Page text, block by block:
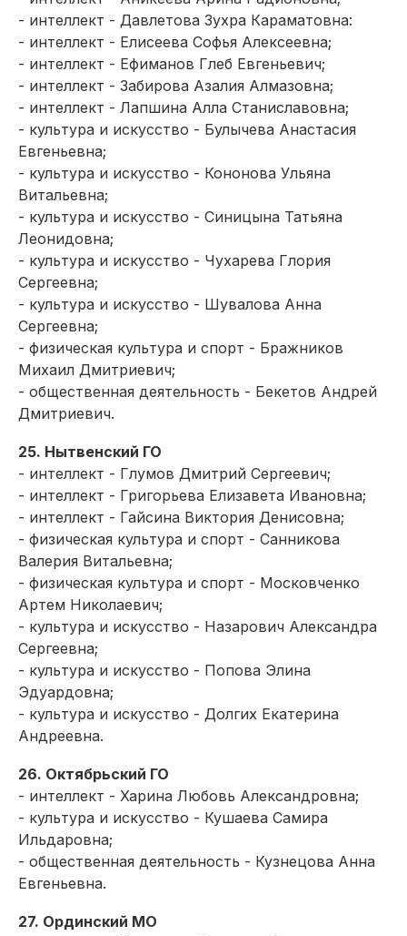
- интеллект - Давлетова Зухра Караматовна:
- интеллект - Елисеева Софья Алексеевна;
- интеллект - Ефиманов Глеб Евгеньевич;
- интеллект - Забирова Азалия Алмазовна;
- интеллект - Лапшина Алла Станиславовна;
- культура и искусство - Булычева Анастасия
Евгеньевна;
- культура и искусство - Кононова Ульяна
Витальевна;
- культура и искусство - Синицына Татьяна
Леонидовна;
- культура и искусство - Чухарева Глория
Сергеевна;
- культура и искусство - Шувалова Анна
Сергеевна;
- физическая культура и спорт - Бражников
Михаил Дмитриевич;
- общественная деятельность - Бекетов Андрей
Дмитриевич.
25. Нытвенский ГО
- интеллект - Глумов Дмитрий Сергеевич;
- интеллект - Григорьева Елизавета Ивановна;
- интеллект - Гайсина Виктория Денисовна;
- физическая культура и спорт - Санникова
Валерия Витальевна;
- физическая культура и спорт - Московченко
Артем Николаевич;
- культура и искусство - Назарович Александра
Сергеевна;
- культура и искусство - Попова Элина
Эдуардовна;
- культура и искусство - Долгих Екатерина
Андреевна.
26. Октябрьский ГО
- интеллект - Харина Любовь Александровна;
- культура и искусство - Кушаева Самира
Ильдаровна;
- общественная деятельность - Кузнецова Анна
Евгеньевна.
27. Ординский МО